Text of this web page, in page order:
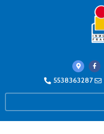
5538363287